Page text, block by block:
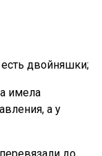
двойняшки;
имела
а у